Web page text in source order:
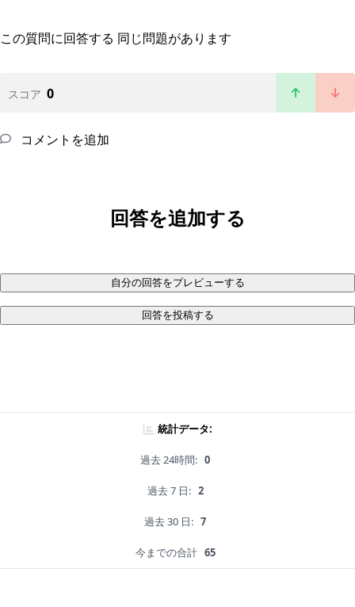
この質問に回答する 同じ問題があります
スコア 0
コメントを追加
回答を追加する
自分の回答をプレビューする
回答を投稿する
統計データ:
過去 24時間: 0
過去 7 日: 2
過去 30 日: 7
今までの合計 65